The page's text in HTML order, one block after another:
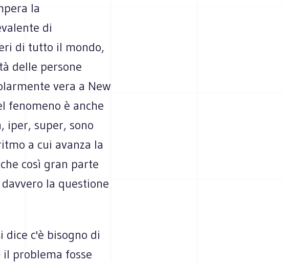
la
di
di tutto il mondo,
delle persone
vera a New
fenomeno è anche
iper, super, sono
a cui avanza la
così gran parte
la questione
dice c'è bisogno di
problema fosse